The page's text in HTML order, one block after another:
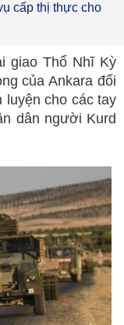
cấp thị thực cho
giao Thổ Nhĩ Kỳ
của Ankara đối
luyện cho các tay
dân người Kurd